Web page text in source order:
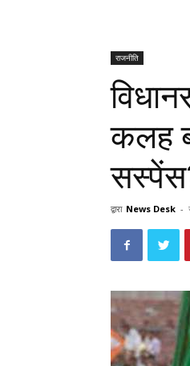
राजनीति
कलह
द्वारा News Desk -